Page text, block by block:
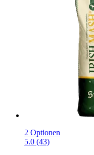
2 Optionen
5.0 (43)